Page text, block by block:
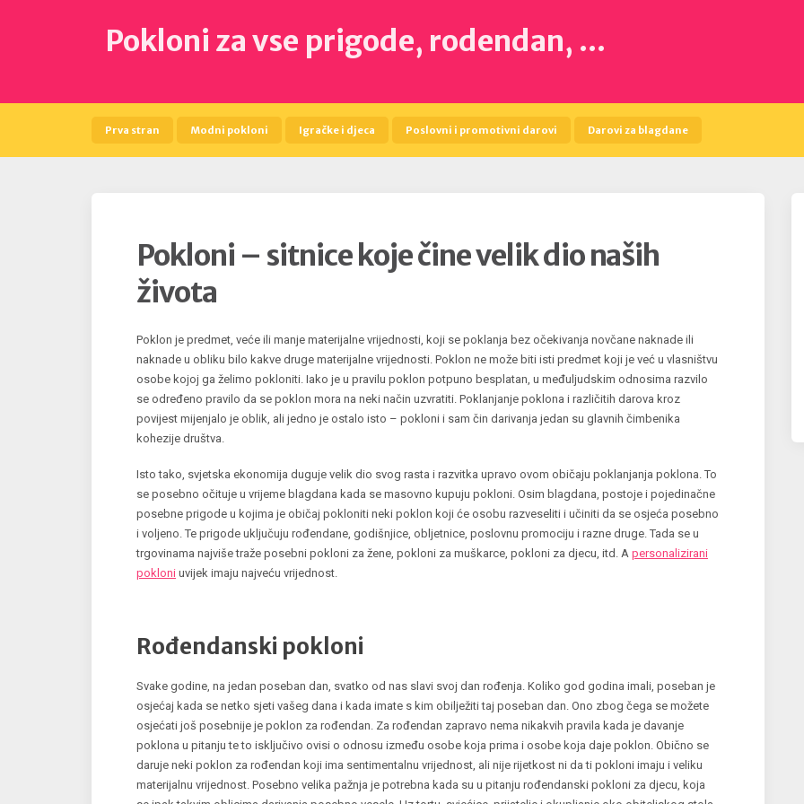
Pokloni za vse prigode, rodendan, …
Prva stran Modni pokloni Igračke i djeca Poslovni i promotivni darovi Darovi za blagdane
Pokloni – sitnice koje čine velik dio naših
života
Poklon je predmet, veće ili manje materijalne vrijednosti, koji se poklanja bez očekivanja novčane naknade ili
naknade u obliku bilo kakve druge materijalne vrijednosti. Poklon ne može biti isti predmet koji je već u vlasništvu
osobe kojoj ga želimo pokloniti. Iako je u pravilu poklon potpuno besplatan, u međuljudskim odnosima razvilo
se određeno pravilo da se poklon mora na neki način uzvratiti. Poklanjanje poklona i različitih darova kroz
povijest mijenjalo je oblik, ali jedno je ostalo isto – pokloni i sam čin darivanja jedan su glavnih čimbenika
kohezije društva.
Isto tako, svjetska ekonomija duguje velik dio svog rasta i razvitka upravo ovom običaju poklanjanja poklona. To
se posebno očituje u vrijeme blagdana kada se masovno kupuju pokloni. Osim blagdana, postoje i pojedinačne
posebne prigode u kojima je običaj pokloniti neki poklon koji će osobu razveseliti i učiniti da se osjeća posebno
i voljeno. Te prigode uključuju rođendane, godišnjice, obljetnice, poslovnu promociju i razne druge. Tada se u
trgovinama najviše traže posebni pokloni za žene, pokloni za muškarce, pokloni za djecu, itd. A personalizirani
pokloni uvijek imaju najveću vrijednost.
Rođendanski pokloni
Svake godine, na jedan poseban dan, svatko od nas slavi svoj dan rođenja. Koliko god godina imali, poseban je
osjećaj kada se netko sjeti vašeg dana i kada imate s kim obilježiti taj poseban dan. Ono zbog čega se možete
osjećati još posebnije je poklon za rođendan. Za rođendan zapravo nema nikakvih pravila kada je davanje
poklona u pitanju te to isključivo ovisi o odnosu između osobe koja prima i osobe koja daje poklon. Obično se
daruje neki poklon za rođendan koji ima sentimentalnu vrijednost, ali nije rijetkost ni da ti pokloni imaju i veliku
materijalnu vrijednost. Posebno velika pažnja je potrebna kada su u pitanju rođendanski pokloni za djecu, koja